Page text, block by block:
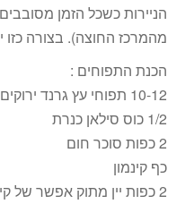
הניירות כשכל הזמן
מהמרכז החוצה). בצורה כזו
הכנת התפוחים :
10-12 תפוחי עץ גרנד ירוקים
1/2 כוס סילאן כנרת
2 כפות סוכר חום
כף קינמון
2 כפות יין מתוק אפשר של קידוש/ברנדי